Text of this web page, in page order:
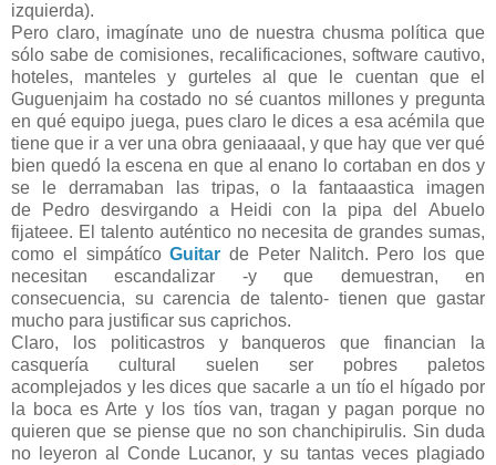
izquierda).
Pero claro, imagínate uno de nuestra chusma política que
sólo sabe de comisiones, recalificaciones, software cautivo,
hoteles, manteles y gurteles al que le cuentan que el
Guguenjaim ha costado no sé cuantos millones y pregunta
en qué equipo juega, pues claro le dices a esa acémila que
tiene que ir a ver una obra geniaaaal, y que hay que ver qué
bien quedó la escena en que al enano lo cortaban en dos y
se le derramaban las tripas, o la fantaaastica imagen
de Pedro desvirgando a Heidi con la pipa del Abuelo
fijateee. El talento auténtico no necesita de grandes sumas,
como el simpátícoGuitar de Peter Nalitch. Pero los que
necesitan escandalizar -y que demuestran, en
consecuencia, su carencia de talento- tienen que gastar
mucho para justificar sus caprichos.
Claro, los politicastros y banqueros que financian la
casquería cultural suelen ser pobres paletos
acomplejados y les dices que sacarle a un tío el hígado por
la boca es Arte y los tíos van, tragan y pagan porque no
quieren que se piense que no son chanchipirulis. Sin duda
no leyeron al Conde Lucanor, y su tantas veces plagiado